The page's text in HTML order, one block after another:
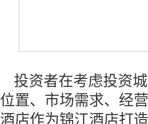
投资者在考虑投资
位置、市场需求、经
酒店作为锦江酒店打